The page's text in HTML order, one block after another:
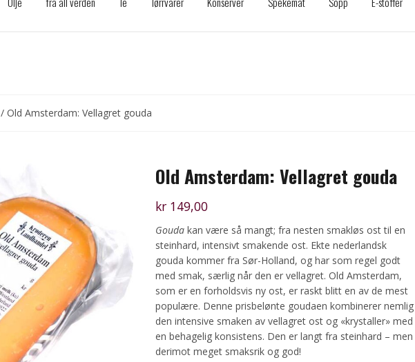
/ Old Amsterdam: Vellagret gouda
Old Amsterdam: Vellagret gouda
kr149,00
Goudakan være så mangt; fra nesten smakløs ost til en
steinhard, intensivt smakende ost. Ekte nederlandsk
gouda kommer fra Sør-Holland, og har som regel godt
med smak, særlig når den er vellagret. Old Amsterdam,
som er en forholdsvis ny ost, er raskt blitt en av de mest
populære. Denne prisbelønte goudaen kombinerer nemlig
den intensive smaken av vellagret ost og «krystaller» med
en behagelig konsistens. Den er langt fra steinhard – men
derimot meget smaksrik og god!